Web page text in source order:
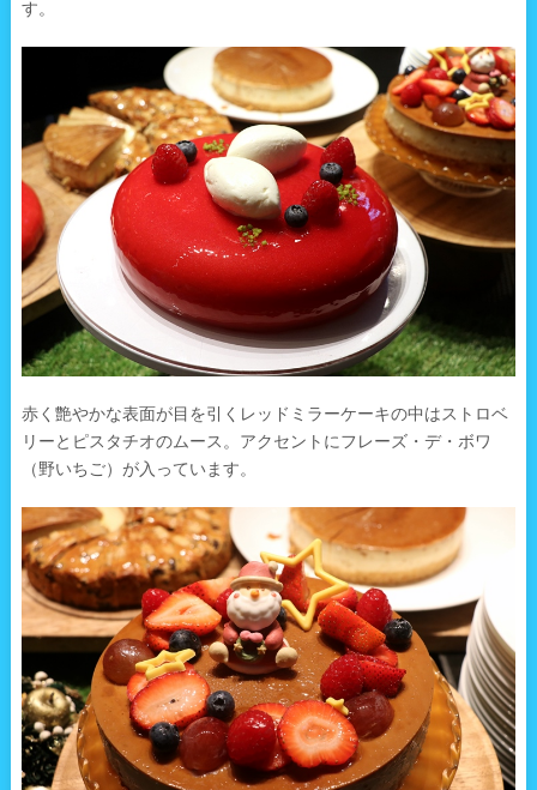
す。
赤く艶やかな表面が目を引くレッドミラーケーキの中はストロベ
リーとピスタチオのムース。アクセントにフレーズ・デ・ボワ
（野いちご）が入っています。